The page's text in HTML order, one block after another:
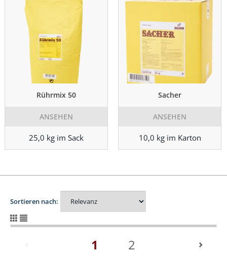
Rührmix 50
ANSEHEN
25,0 kg im Sack
Sacher
ANSEHEN
10,0 kg im Karton
Sortieren nach:
1 (current)
2